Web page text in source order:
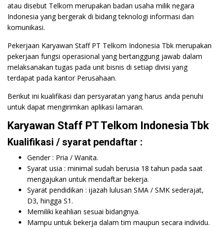
atau disebut Telkom merupakan badan usaha milik negara
Indonesia yang bergerak di bidang teknologi informasi dan
komunikasi.
Pekerjaan Karyawan Staff PT Telkom Indonesia Tbk merupakan
pekerjaan fungsi operasional yang bertanggung jawab dalam
melaksanakan tugas pada unit bisnis di setiap divisi yang
terdapat pada kantor Perusahaan.
Berikut ini kualifikasi dan persyaratan yang harus anda penuhi
untuk dapat mengirimkan aplikasi lamaran.
Karyawan Staff PT Telkom Indonesia Tbk
Kualifikasi / syarat pendaftar :
Gender : Pria / Wanita.
Syarat usia : minimal sudah berusia 18 tahun pada saat
mengajukan untuk mendaftar bekerja.
Syarat pendidikan : ijazah lulusan SMA / SMK sederajat,
D3, hingga S1.
Memiliki keahlian sesuai bidangnya.
Mampu untuk bekerja dalam tim maupun secara individu.